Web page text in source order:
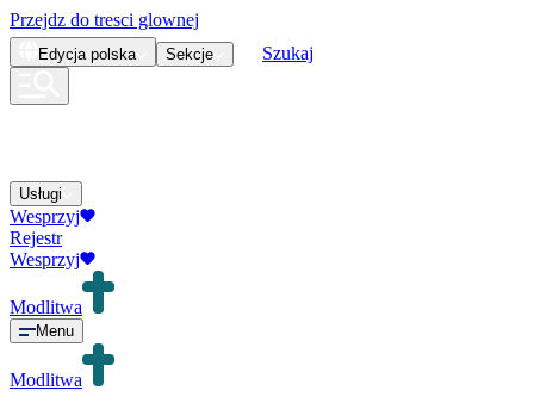
Przejdz do tresci glownej
Edycja polska Sekcje Szukaj
Usługi
Wesprzyj
Rejestr
Wesprzyj
Modlitwa
Menu
Modlitwa